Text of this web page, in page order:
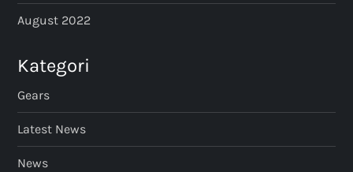
August 2022
Kategori
Gears
Latest News
News